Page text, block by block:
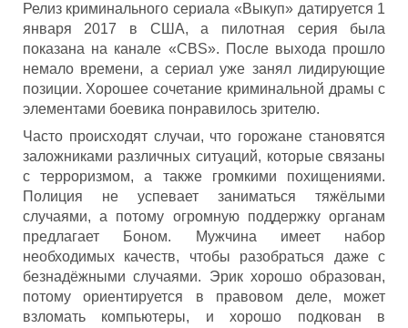
Релиз криминального сериала «Выкуп» датируется 1
января 2017 в США, а пилотная серия была
показана на канале «CBS». После выхода прошло
немало времени, а сериал уже занял лидирующие
позиции. Хорошее сочетание криминальной драмы с
элементами боевика понравилось зрителю.
Часто происходят случаи, что горожане становятся
заложниками различных ситуаций, которые связаны
с терроризмом, а также громкими похищениями.
Полиция не успевает заниматься тяжёлыми
случаями, а потому огромную поддержку органам
предлагает Боном. Мужчина имеет набор
необходимых качеств, чтобы разобраться даже с
безнадёжными случаями. Эрик хорошо образован,
потому ориентируется в правовом деле, может
взломать компьютеры, и хорошо подкован в